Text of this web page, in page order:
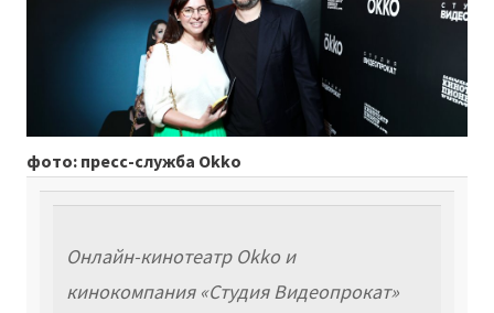
фото: пресс-служба Okko
Онлайн-кинотеатр Okko и
кинокомпания «Студия Видеопрокат»